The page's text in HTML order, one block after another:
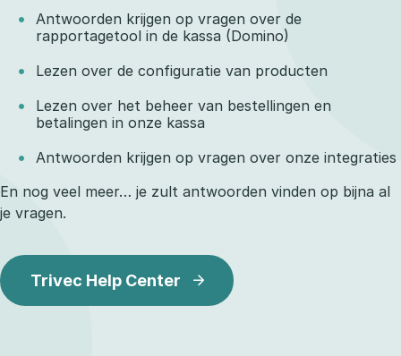
Antwoorden krijgen op vragen over de
rapportagetool in de kassa (Domino)
Lezen over de configuratie van producten
Lezen over het beheer van bestellingen en
betalingen in onze kassa
Antwoorden krijgen op vragen over onze integraties
En nog veel meer… je zult antwoorden vinden op bijna al
je vragen.
Trivec Help Center